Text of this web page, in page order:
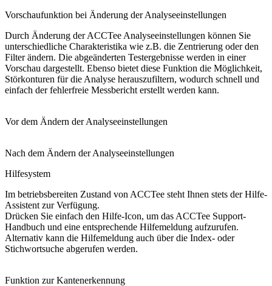
Vorschaufunktion bei Änderung der Analyseeinstellungen
Durch Änderung der ACCTee Analyseeinstellungen können Sie
unterschiedliche Charakteristika wie z.B. die Zentrierung oder den
Filter ändern. Die abgeänderten Testergebnisse werden in einer
Vorschau dargestellt. Ebenso bietet diese Funktion die Möglichkeit,
Störkonturen für die Analyse herauszufiltern, wodurch schnell und
einfach der fehlerfreie Messbericht erstellt werden kann.
Vor dem Ändern der Analyseeinstellungen
Nach dem Ändern der Analyseeinstellungen
Hilfesystem
Im betriebsbereiten Zustand von ACCTee steht Ihnen stets der Hilfe-
Assistent zur Verfügung.
Drücken Sie einfach den Hilfe-Icon, um das ACCTee Support-
Handbuch und eine entsprechende Hilfemeldung aufzurufen.
Alternativ kann die Hilfemeldung auch über die Index- oder
Stichwortsuche abgerufen werden.
Funktion zur Kantenerkennung